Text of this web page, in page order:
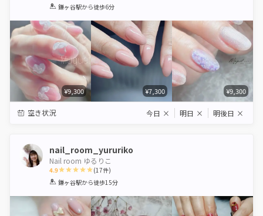
1 2 3 4 5
鎌ヶ谷駅から徒歩6分
¥9,300 ¥7,300 ¥9,300
空き状況 今日 × 明日 × 明後日 ×
nail_room_yururiko
Nail room ゆるりこ
4.9
1 2 3 4 5
(17件)
鎌ヶ谷駅から徒歩15分